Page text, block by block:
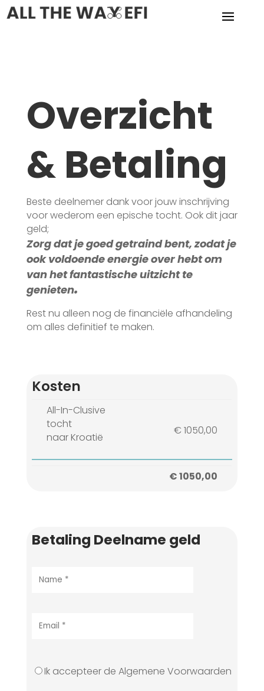
Overzicht
& Betaling
Beste deelnemer dank voor jouw inschrijving
voor wederom een epische tocht. Ook dit jaar
geld;
Zorg dat je goed getraind bent, zodat je
ook voldoende energie over hebt om
van het fantastische uitzicht te
genieten.
Rest nu alleen nog de financiële afhandeling
om alles definitief te maken.
Kosten
All-In-Clusive
tocht
naar Kroatië
€ 1050,00
€ 1050,00
Betaling Deelname geld
Ik accepteer de Algemene Voorwaarden